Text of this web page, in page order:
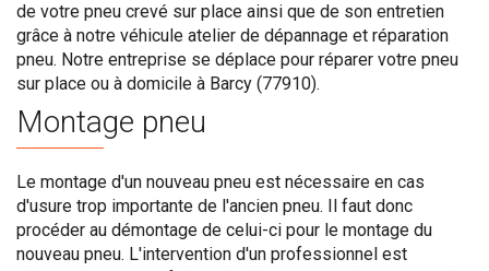
de votre pneu crevé sur place ainsi que de son entretien
grâce à notre véhicule atelier de dépannage et réparation
pneu. Notre entreprise se déplace pour réparer votre pneu
sur place ou à domicile à Barcy (77910).
Montage pneu
Le montage d'un nouveau pneu est nécessaire en cas
d'usure trop importante de l'ancien pneu. Il faut donc
procéder au démontage de celui-ci pour le montage du
nouveau pneu. L'intervention d'un professionnel est